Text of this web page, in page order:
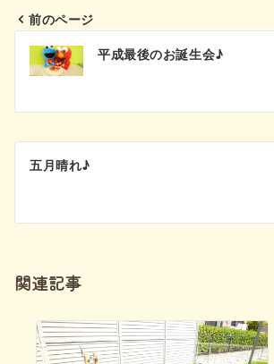
投
稿
ビ
シ
前のページ
平成最後のお誕生会♪
五月晴れ♪
関連記事